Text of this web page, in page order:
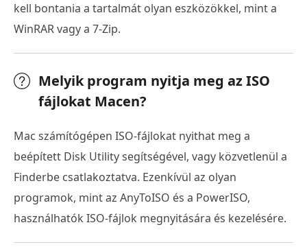
kell bontania a tartalmát olyan eszközökkel, mint a
WinRAR vagy a 7-Zip.
Melyik program nyitja meg az ISO
fájlokat Macen?
Mac számítógépen ISO-fájlokat nyithat meg a
beépített Disk Utility segítségével, vagy közvetlenül a
Finderbe csatlakoztatva. Ezenkívül az olyan
programok, mint az AnyToISO és a PowerISO,
használhatók ISO-fájlok megnyitására és kezelésére.